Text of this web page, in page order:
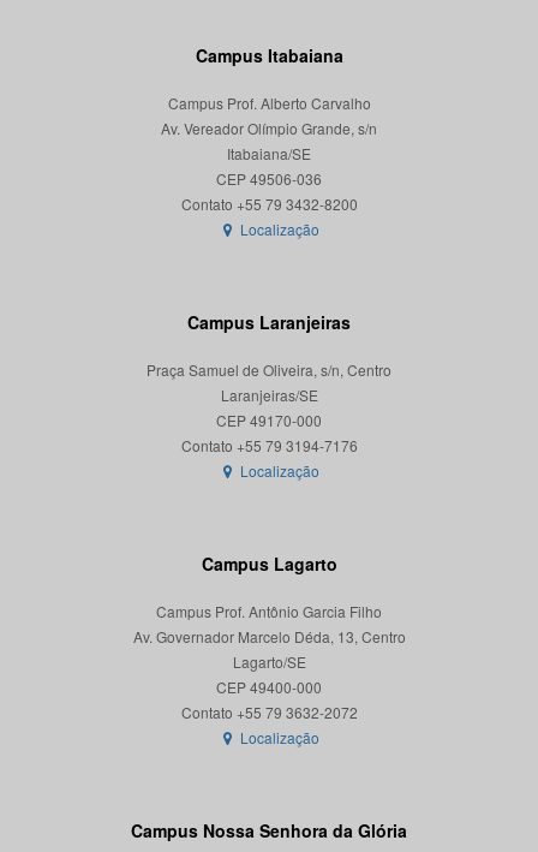
Campus Itabaiana
Campus Prof. Alberto Carvalho
Av. Vereador Olímpio Grande, s/n
Itabaiana/SE
CEP 49506-036
Localização
Campus Laranjeiras
Praça Samuel de Oliveira, s/n, Centro
Laranjeiras/SE
CEP 49170-000
Localização
Campus Lagarto
Campus Prof. Antônio Garcia Filho
Av. Governador Marcelo Déda, 13, Centro
Lagarto/SE
CEP 49400-000
Localização
Campus Nossa Senhora da Glória